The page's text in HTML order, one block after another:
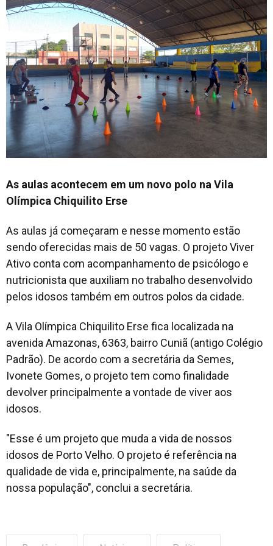
As aulas acontecem em um novo polo na Vila
Olímpica Chiquilito Erse
As aulas já começaram e nesse momento estão
sendo oferecidas mais de 50 vagas. O projeto Viver
Ativo conta com acompanhamento de psicólogo e
nutricionista que auxiliam no trabalho desenvolvido
pelos idosos também em outros polos da cidade.
A Vila Olímpica Chiquilito Erse fica localizada na
avenida Amazonas, 6363, bairro Cuniã (antigo Colégio
Padrão). De acordo com a secretária da Semes,
Ivonete Gomes, o projeto tem como finalidade
devolver principalmente a vontade de viver aos
idosos.
"Esse é um projeto que muda a vida de nossos
idosos de Porto Velho. O projeto é referência na
qualidade de vida e, principalmente, na saúde da
nossa população", conclui a secretária.